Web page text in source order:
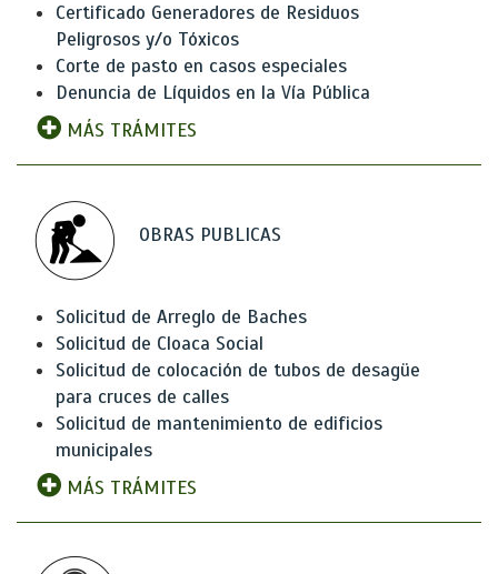
Certificado Generadores de Residuos
Peligrosos y/o Tóxicos
Corte de pasto en casos especiales
Denuncia de Líquidos en la Vía Pública
MÁS TRÁMITES
OBRAS PUBLICAS
Solicitud de Arreglo de Baches
Solicitud de Cloaca Social
Solicitud de colocación de tubos de desagüe
para cruces de calles
Solicitud de mantenimiento de edificios
municipales
MÁS TRÁMITES